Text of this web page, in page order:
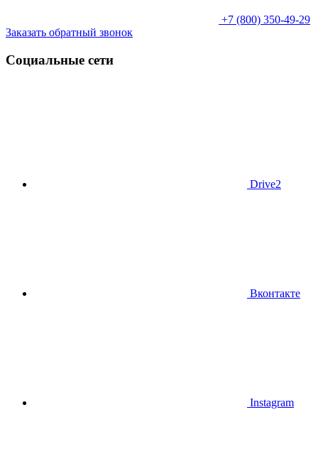
+7 (800) 350-49-29
Заказать обратный звонок
Социальные сети
Drive2
Вконтакте
Instagram